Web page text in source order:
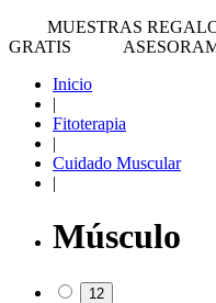
MUESTRAS
GRATIS
Inicio
|
Fitoterapia
|
Cuidado Muscular
|
Músculo
12